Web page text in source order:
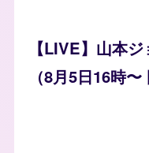
【LIVE】山本
（8月5日16時〜